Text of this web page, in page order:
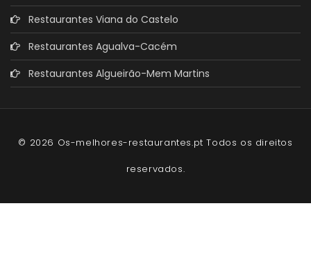
Restaurantes Viana do Castelo
Restaurantes Agualva-Cacém
Restaurantes Algueirão-Mem Martins
© 2026 Os-melhores-restaurantes.pt Todos os direitos
reservados.